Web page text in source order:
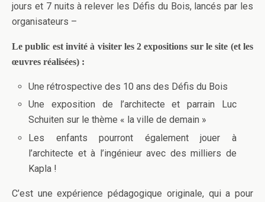
jours et 7 nuits à relever les Défis du Bois, lancés par les
organisateurs –
Le public est invité à visiter les 2 expositions sur le site (et les
œuvres réalisées) :
Une rétrospective des 10 ans des Défis du Bois
Une exposition de l’architecte et parrain Luc
Schuiten sur le thème « la ville de demain »
Les enfants pourront également jouer à
l’architecte et à l’ingénieur avec des milliers de
Kapla !
C’est une expérience pédagogique originale, qui a pour